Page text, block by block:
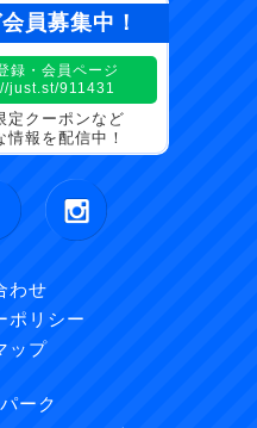
員募集中！
録・会員ページ
just.st/911431
定クーポンなど
情報を配信中！
わせ
ポリシー
ップ
ーク